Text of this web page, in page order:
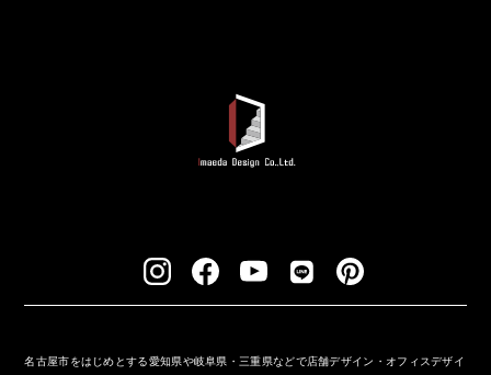
名古屋市をはじめとする愛知県や岐阜県・三重県などで店舗デザイン・オフィスデザイ